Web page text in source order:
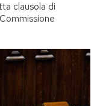
clausola di